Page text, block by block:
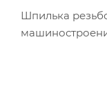
Шпилька